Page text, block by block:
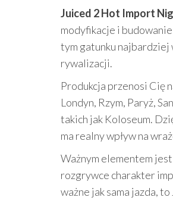
Juiced 2 Hot Import
modyfikacje i budowanie
tym gatunku najbardziej
rywalizacji.
Produkcja przenosi Cię
Londyn, Rzym, Paryż,
takich jak Koloseum.
ma realny wpływ na
Ważnym elementem
rozgrywce charakter
ważne jak sama jazda,